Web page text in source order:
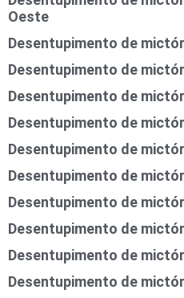
Oeste
Desentupimento de
Desentupimento de
Desentupimento de
Desentupimento de
Desentupimento de
Desentupimento de
Desentupimento de
Desentupimento de
Desentupimento de
Desentupimento de